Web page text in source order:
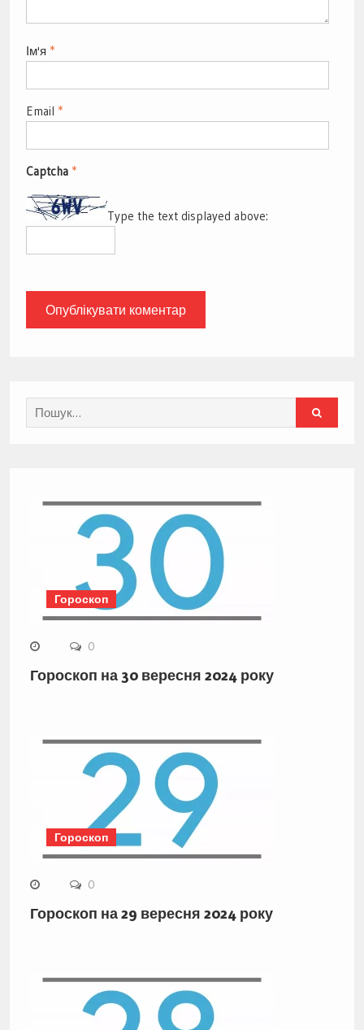
Ім'я *
Email *
Captcha *
Type the text displayed above:
Search
for:
Гороскоп
0
Гороскоп на 30 вересня 2024 року
Гороскоп
0
Гороскоп на 29 вересня 2024 року